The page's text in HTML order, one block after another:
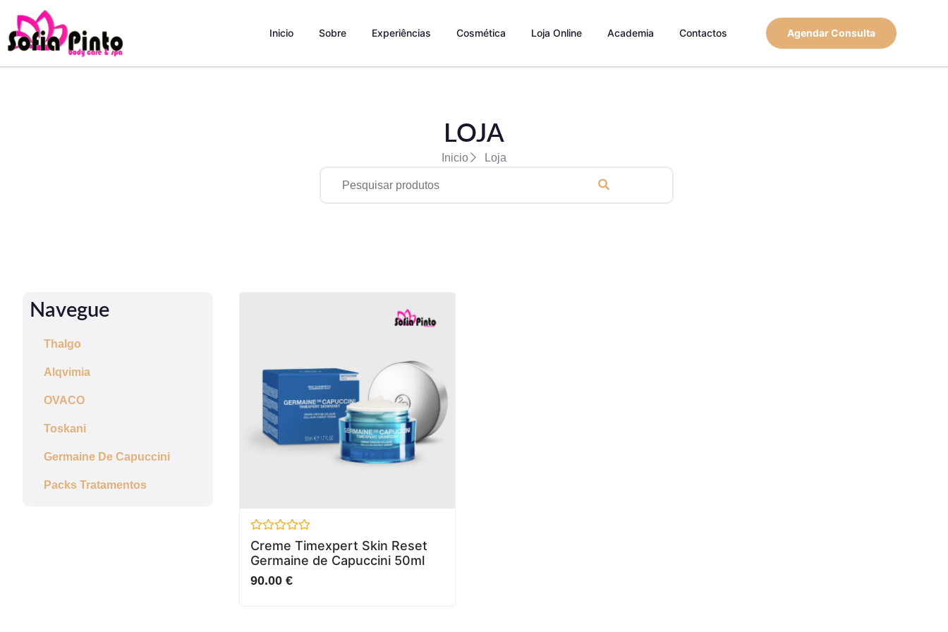
Inicio Sobre Experiências Cosmética Loja Online Academia Contactos Agendar Consulta
LOJA
Inicio Loja
Navegue
Thalgo
Alqvimia
OVACO
Toskani
Germaine De Capuccini
Packs Tratamentos
Avaliação
0
de
Creme Timexpert Skin Reset
Germaine de Capuccini 50ml
90.00 €